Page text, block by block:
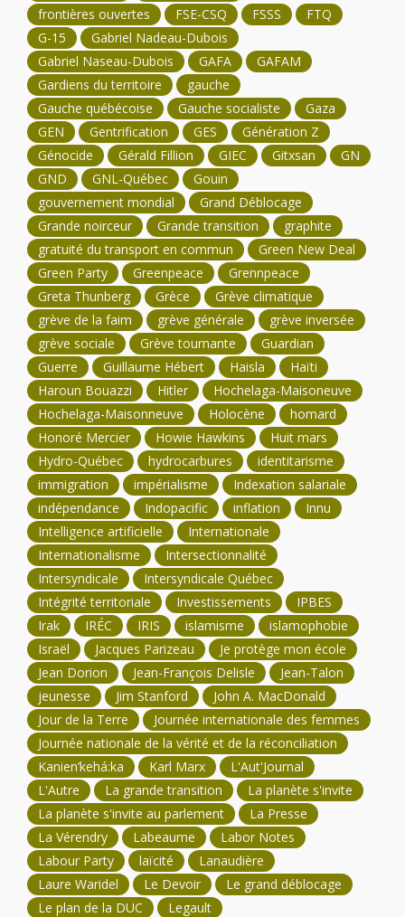
frontières ouvertes
FSE-CSQ FSSS
FTQ
G-15
Gabriel Nadeau-Dubois
Gabriel Naseau-Dubois
GAFA
GAFAM
Gardiens du territoire
gauche
Gauche québécoise
Gauche socialiste
Gaza
GEN
Gentrification GES
Génération Z
Génocide
Gérald Fillion GIEC Gitxsan
GN
GND
GNL-Québec
Gouin
gouvernement mondial
Grand Déblocage
Grande noirceur
Grande transition
graphite
gratuité du transport en commun
Green New Deal
Green Party
Greenpeace
Grennpeace
Greta Thunberg
Grèce
Grève climatique
grève de la faim
grève générale
grève inversée
grève sociale
Grève tournante
Guardian
Guerre
Guillaume Hébert Haisla
Haïti
Haroun Bouazzi
Hitler
Hochelaga-Maisoneuve
Hochelaga-Maisonneuve
Holocène
homard
Honoré Mercier
Howie Hawkins
Huit mars
Hydro-Québec
hydrocarbures
identitarisme
immigration
impérialisme
Indexation salariale
indépendance
Indopacific inflation
Innu
Intelligence artificielle
Internationale
Internationalisme
Intersectionnalité
Intersyndicale
Intersyndicale Québec
Intégrité territoriale
Investissements
IPBES
Irak
IRÉC IRIS islamisme
islamophobie
Israël
Jacques Parizeau
Je protège mon école
Jean Dorion
Jean-François Delisle
Jean-Talon
jeunesse
Jim Stanford
John A. MacDonald
Jour de la Terre
Journée internationale des femmes
Journée nationale de la vérité et de la réconciliation
Kanien’kehá:ka
Karl Marx
L'Aut'Journal
L'Autre
La grande transition
La planète s'invite
La planète s'invite au parlement
La Presse
La Vérendry
Labeaume
Labor Notes
Labour Party
laïcité
Lanaudière
Laure Waridel
Le Devoir
Le grand déblocage
Le plan de la DUC
Legault